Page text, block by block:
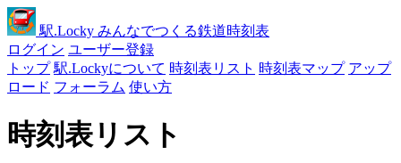
駅.Locky みんなでつくる鉄道時刻表
ログイン ユーザー登録
トップ 駅.Lockyについて 時刻表リスト 時刻表マップ アップ
ロード フォーラム 使い方
時刻表リスト